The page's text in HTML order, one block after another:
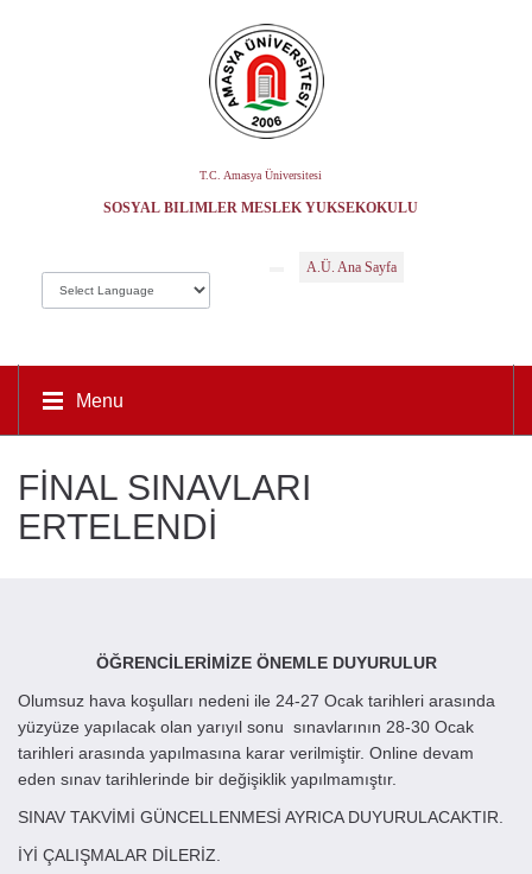
T.C. Amasya Üniversitesi
SOSYAL BILIMLER MESLEK YÜKSEKOKULU
A.Ü. Ana Sayfa
Menu
FİNAL SINAVLARI
ERTELENDİ
ÖĞRENCİLERİMİZE ÖNEMLE DUYURULUR
Olumsuz hava koşulları nedeni ile 24-27 Ocak tarihleri arasında
yüzyüze yapılacak olan yarıyıl sonu sınavlarının 28-30 Ocak
tarihleri arasında yapılmasına karar verilmiştir. Online devam
eden sınav tarihlerinde bir değişiklik yapılmamıştır.
SINAV TAKVİMİ GÜNCELLENMESİ AYRICA DUYURULACAKTIR.
İYİ ÇALIŞMALAR DİLERİZ.